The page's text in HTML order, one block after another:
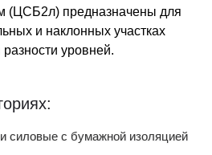
(ЦСБ2л) предназначены для
и наклонных участках
уровней.
силовые с бумажной изоляцией